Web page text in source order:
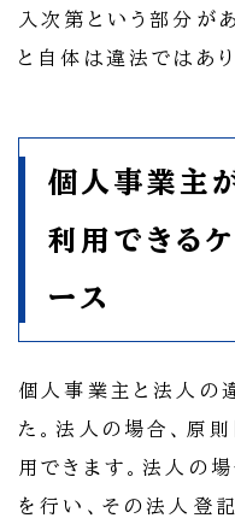
入次第という部分が
と自体は違法ではあり
個人事業主
利用できる
ース
個人事業主と法人の
た。法人の場合、原則
用できます。法人の
を行い、その法人登